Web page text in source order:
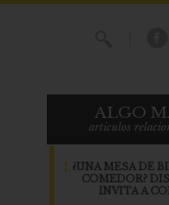
ALGO
articulos
1. ¿UNA MESA DE
COMEDOR?
INVITA A